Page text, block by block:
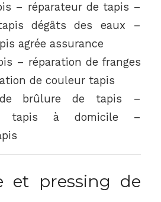
– réparateur de tapis –
dégâts des eaux –
agrée assurance
– réparation de franges
de couleur tapis
brûlure de tapis –
tapis à domicile –
et pressing de